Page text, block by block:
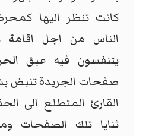
كانت تنظر اليها
الناس من اجل اقامة
يتنفسون فيه عبق
صفحات الجريدة تنبض
القارئ المتطلع الى
ثنايا تلك الصفحات